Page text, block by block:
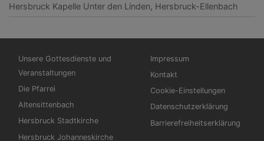
Hersbruck Kapelle Unter den Linden, Hersbruck-Ellenbach
Hauptnavigation
Unsere Gottesdienste und
Veranstaltungen
Die Pfarrei
Altensittenbach
Hersbruck Stadtkirche
Hersbruck Johanneskirche
Fußbereichsmenü
Impressum
Kontakt
Cookie-Einstellungen
Datenschutzerklärung
Barrierefreiheitserklärung